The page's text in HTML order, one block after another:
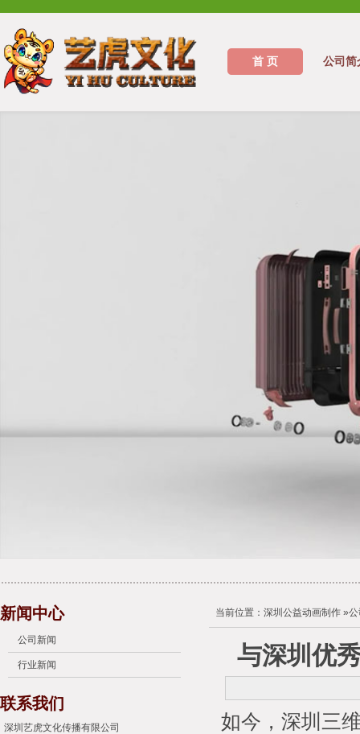
首 页 公司简
新闻中心
公司新闻
行业新闻
联系我们
深圳艺虎文化传播有限公司
当前位置： 深圳公益动画制作 »
与深圳优
如今，深圳三